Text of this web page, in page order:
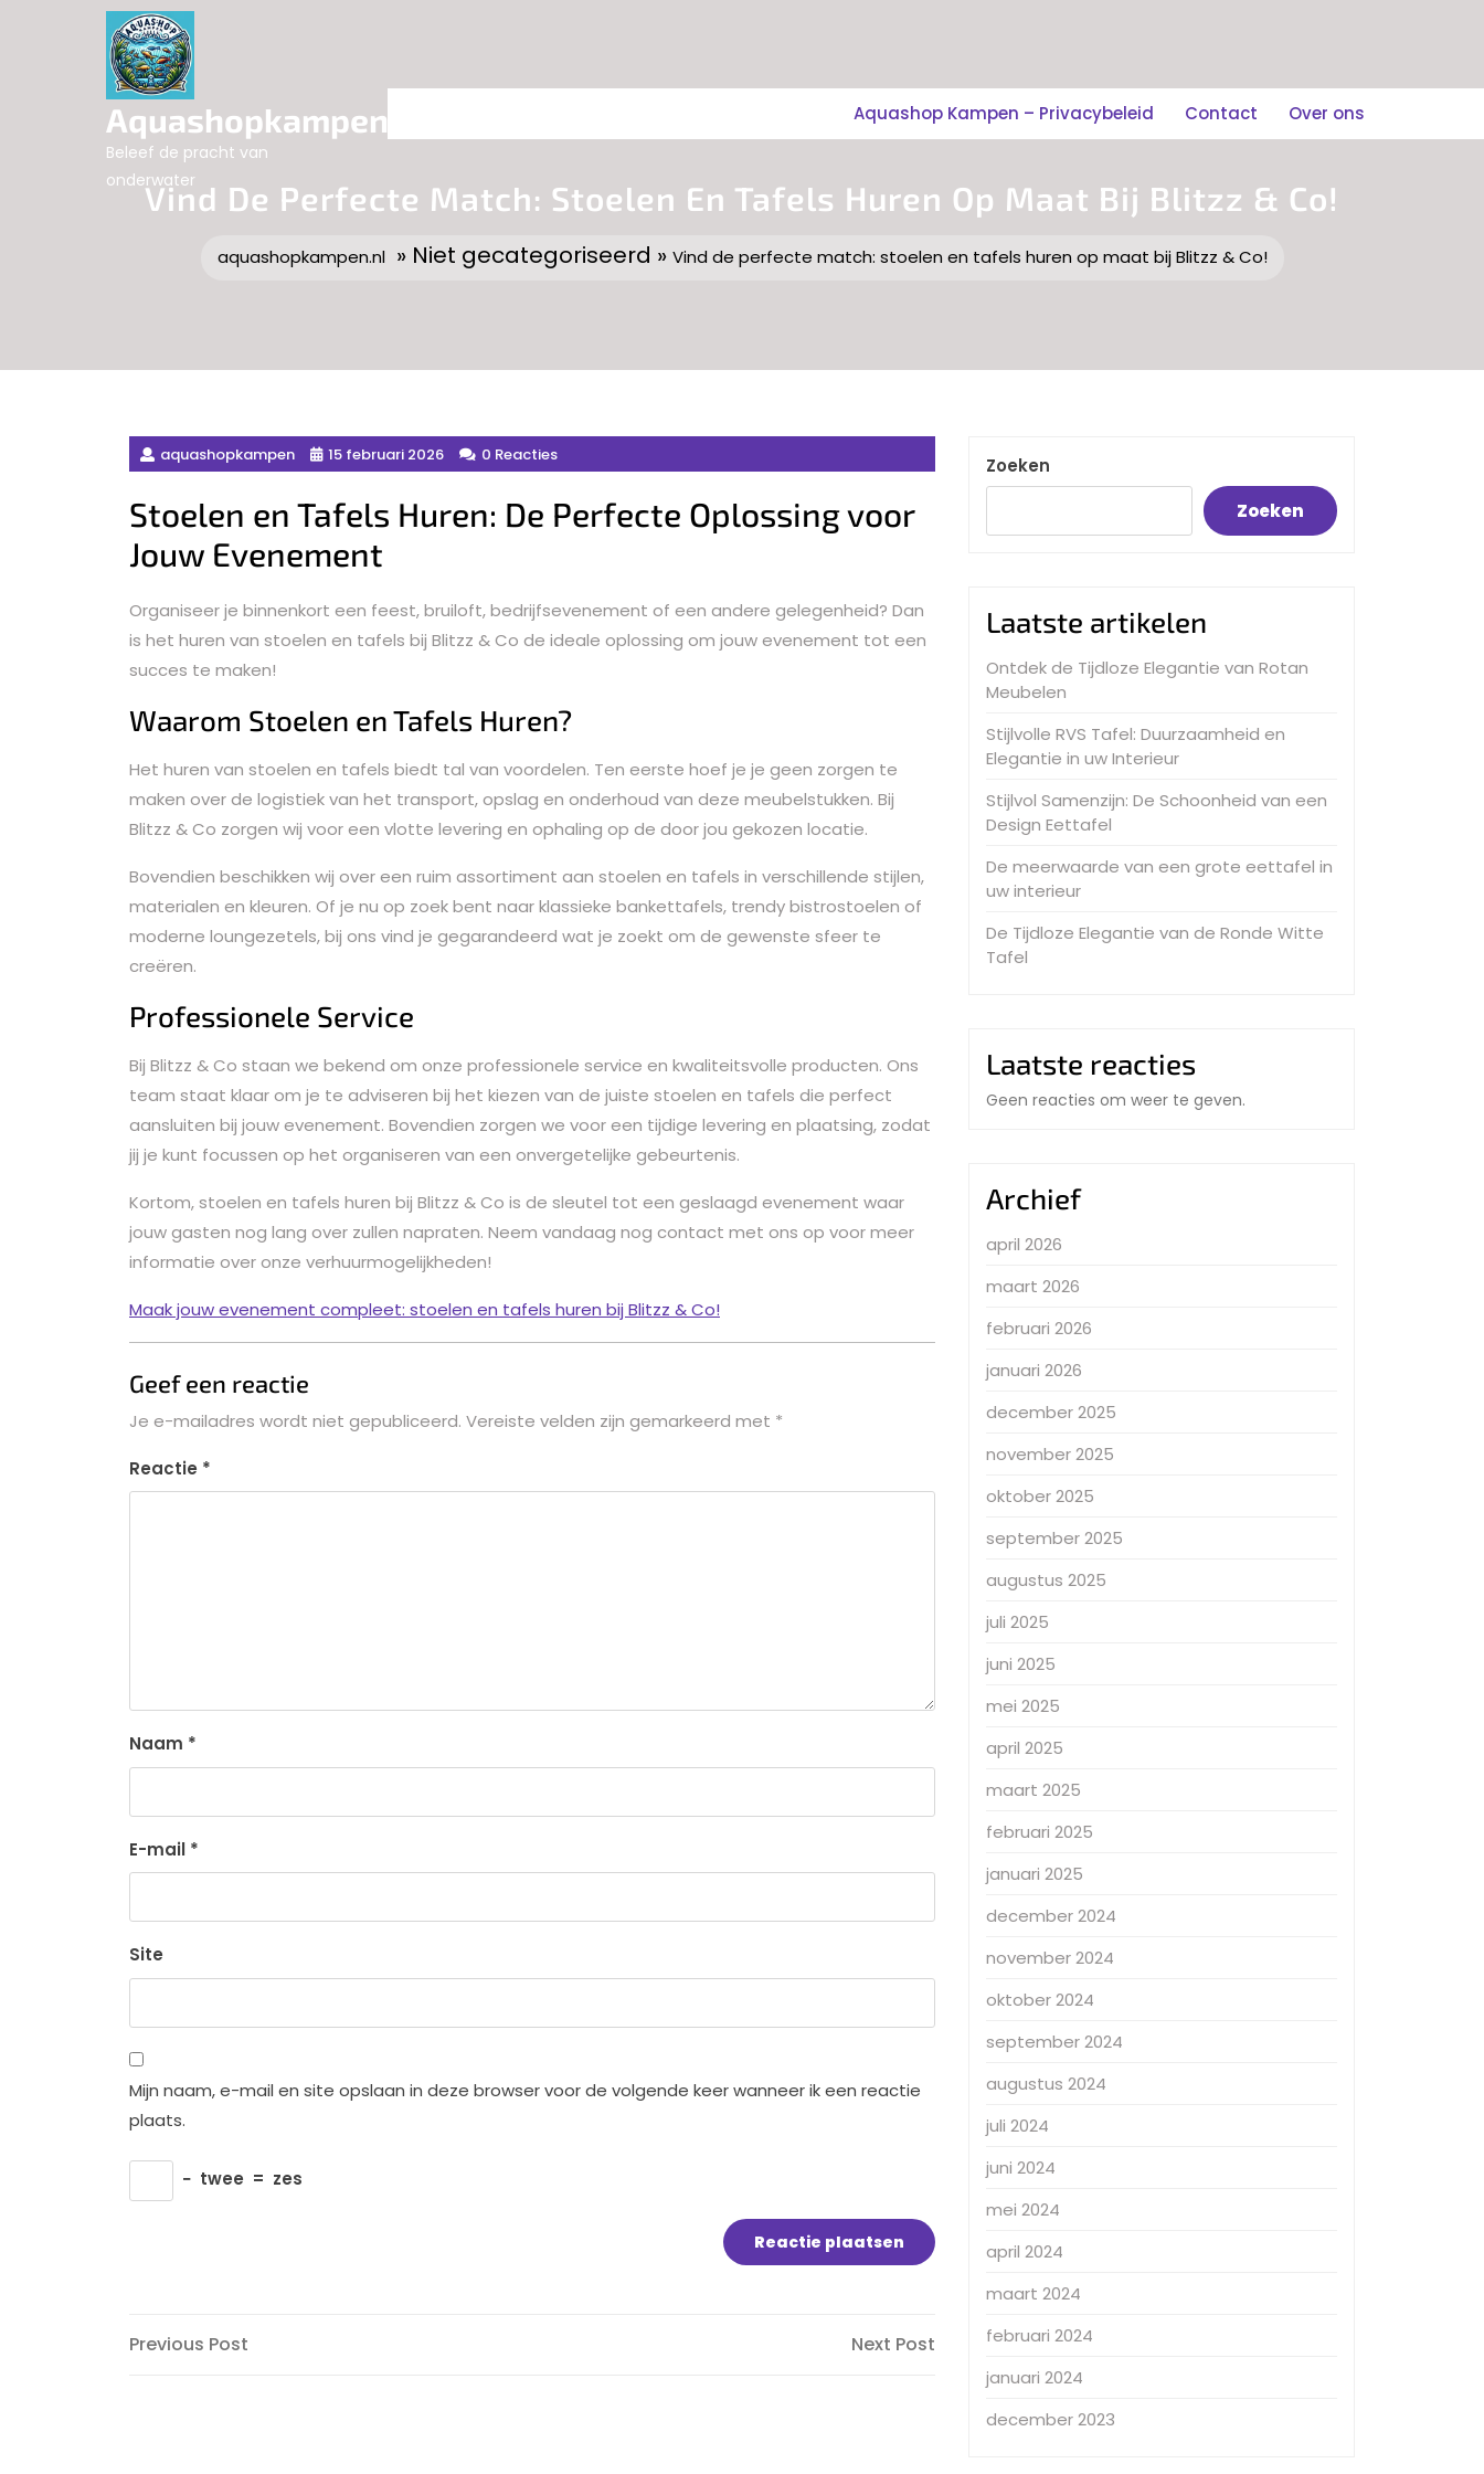
Aquashopkampen.nl
Beleef de pracht van
onderwater
Aquashop Kampen – Privacybeleid Contact Over ons
Vind De Perfecte Match: Stoelen En Tafels Huren Op Maat Bij Blitzz & Co!
aquashopkampen.nl» Niet gecategoriseerd » Vind de perfecte match: stoelen en tafels huren op maat bij Blitzz & Co!
aquashopkampen 15 februari 2026 0 Reacties
Stoelen en Tafels Huren: De Perfecte Oplossing voor
Jouw Evenement
Organiseer je binnenkort een feest, bruiloft, bedrijfsevenement of een andere gelegenheid? Dan
is het huren van stoelen en tafels bij Blitzz & Co de ideale oplossing om jouw evenement tot een
succes te maken!
Waarom Stoelen en Tafels Huren?
Het huren van stoelen en tafels biedt tal van voordelen. Ten eerste hoef je je geen zorgen te
maken over de logistiek van het transport, opslag en onderhoud van deze meubelstukken. Bij
Blitzz & Co zorgen wij voor een vlotte levering en ophaling op de door jou gekozen locatie.
Bovendien beschikken wij over een ruim assortiment aan stoelen en tafels in verschillende stijlen,
materialen en kleuren. Of je nu op zoek bent naar klassieke bankettafels, trendy bistrostoelen of
moderne loungezetels, bij ons vind je gegarandeerd wat je zoekt om de gewenste sfeer te
creëren.
Professionele Service
Bij Blitzz & Co staan we bekend om onze professionele service en kwaliteitsvolle producten. Ons
team staat klaar om je te adviseren bij het kiezen van de juiste stoelen en tafels die perfect
aansluiten bij jouw evenement. Bovendien zorgen we voor een tijdige levering en plaatsing, zodat
jij je kunt focussen op het organiseren van een onvergetelijke gebeurtenis.
Kortom, stoelen en tafels huren bij Blitzz & Co is de sleutel tot een geslaagd evenement waar
jouw gasten nog lang over zullen napraten. Neem vandaag nog contact met ons op voor meer
informatie over onze verhuurmogelijkheden!
Maak jouw evenement compleet: stoelen en tafels huren bij Blitzz & Co!
Geef een reactie
Je e-mailadres wordt niet gepubliceerd. Vereiste velden zijn gemarkeerd met *
Reactie *
Naam *
E-mail *
Site
Mijn naam, e-mail en site opslaan in deze browser voor de volgende keer wanneer ik een reactie
plaats.
− twee = zes
Bericht
Previous
Previous Post Next Post
Zoeken
Zoeken
Laatste artikelen
Ontdek de Tijdloze Elegantie van Rotan
Meubelen
Stijlvolle RVS Tafel: Duurzaamheid en
Elegantie in uw Interieur
Stijlvol Samenzijn: De Schoonheid van een
Design Eettafel
De meerwaarde van een grote eettafel in
uw interieur
De Tijdloze Elegantie van de Ronde Witte
Tafel
Laatste reacties
Geen reacties om weer te geven.
Archief
april 2026
maart 2026
februari 2026
januari 2026
december 2025
november 2025
oktober 2025
september 2025
augustus 2025
juli 2025
juni 2025
mei 2025
april 2025
maart 2025
februari 2025
januari 2025
december 2024
november 2024
oktober 2024
september 2024
augustus 2024
juli 2024
juni 2024
mei 2024
april 2024
maart 2024
februari 2024
januari 2024
december 2023